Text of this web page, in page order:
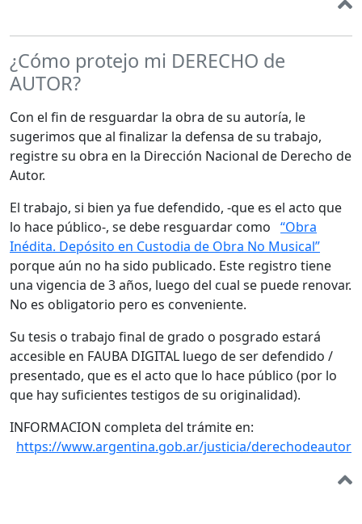
¿Cómo protejo mi DERECHO de
AUTOR?
Con el fin de resguardar la obra de su autoría, le
sugerimos que al finalizar la defensa de su trabajo,
registre su obra en la Dirección Nacional de Derecho de
Autor.
El trabajo, si bien ya fue defendido, -que es el acto que
lo hace público-, se debe resguardar como “Obra
Inédita. Depósito en Custodia de Obra No Musical”
porque aún no ha sido publicado. Este registro tiene
una vigencia de 3 años, luego del cual se puede renovar.
No es obligatorio pero es conveniente.
Su tesis o trabajo final de grado o posgrado estará
accesible en FAUBA DIGITAL luego de ser defendido /
presentado, que es el acto que lo hace público (por lo
que hay suficientes testigos de su originalidad).
INFORMACION completa del trámite en:
https://www.argentina.gob.ar/justicia/derechodeautor